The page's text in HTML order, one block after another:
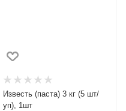
Известь (паста) 3 кг (5 шт/
уп), 1шт